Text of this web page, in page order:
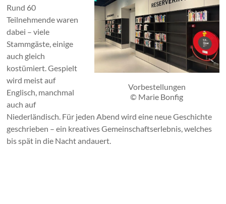
Vorbestellungen
© Marie Bonfig
Rund 60
Teilnehmende waren
dabei – viele
Stammgäste, einige
auch gleich
kostümiert. Gespielt
wird meist auf
Englisch, manchmal
auch auf
Niederländisch. Für jeden Abend wird eine neue Geschichte
geschrieben – ein kreatives Gemeinschaftserlebnis, welches
bis spät in die Nacht andauert.